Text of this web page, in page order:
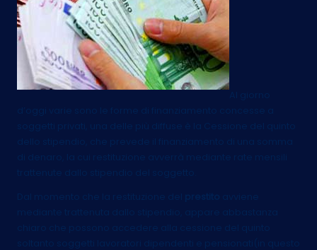
Al giorno
d’oggi varie sono le forme di finanziamento concesse a
soggetti privati, una delle più diffuse è la Cessione del quinto
dello stipendio, che prevede il finanziamento di una somma
di denaro, la cui restituzione avverrà mediante rate mensili
trattenute dallo stipendio del soggetto.
Dal momento che la restituzione del
avviene
mediante trattenuta dallo stipendio, appare abbastanza
chiaro che possono accedere alla cessione del quinto
soltanto soggetti lavoratori dipendenti e pensionati(in questo